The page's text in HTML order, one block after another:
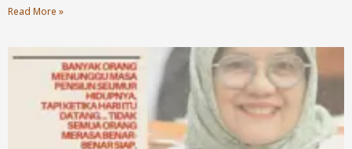
Read More »